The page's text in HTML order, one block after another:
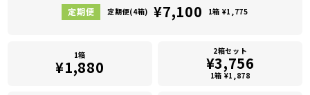
定期便(4箱) ¥7,100 1箱 ¥1,775
1箱
¥1,880
2箱セット
¥3,756
1箱 ¥1,878